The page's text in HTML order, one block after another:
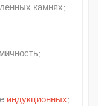
камнях;
индукционных;